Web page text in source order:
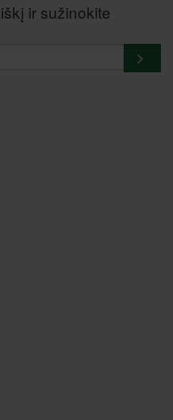
ir sužinokite